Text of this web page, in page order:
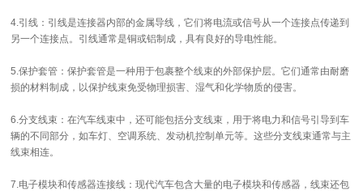
4.引线：引线是连接器内部的金属导线，它们将电流或信号从一个连接点传递到
另一个连接点。引线通常是铜或铝制成，具有良好的导电性能。
5.保护套管：保护套管是一种用于包裹整个线束的外部保护层。它们通常由耐磨
损的材料制成，以保护线束免受物理损害、湿气和化学物质的侵害。
6.分支线束：在汽车线束中，还可能包括分支线束，用于将电力和信号引导到车
辆的不同部分，如车灯、空调系统、发动机控制单元等。这些分支线束通常与主
线束相连。
7.电子模块和传感器连接线：现代汽车包含大量的电子模块和传感器，线束还包